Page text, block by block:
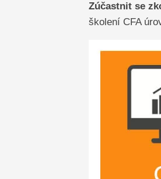
Zúčastnit se
školení CFA